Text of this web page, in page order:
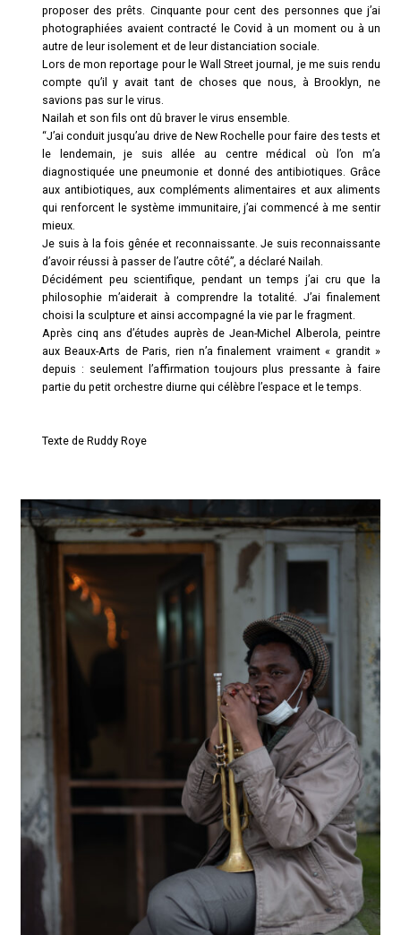
proposer des prêts. Cinquante pour cent des personnes que j’ai
photographiées avaient contracté le Covid à un moment ou à un
autre de leur isolement et de leur distanciation sociale.
Lors de mon reportage pour le Wall Street journal, je me suis rendu
compte qu’il y avait tant de choses que nous, à Brooklyn, ne
savions pas sur le virus.
Nailah et son fils ont dû braver le virus ensemble.
“J’ai conduit jusqu’au drive de New Rochelle pour faire des tests et
le lendemain, je suis allée au centre médical où l’on m’a
diagnostiquée une pneumonie et donné des antibiotiques. Grâce
aux antibiotiques, aux compléments alimentaires et aux aliments
qui renforcent le système immunitaire, j’ai commencé à me sentir
mieux.
Je suis à la fois gênée et reconnaissante. Je suis reconnaissante
d’avoir réussi à passer de l’autre côté”, a déclaré Nailah.
Décidément peu scientifique, pendant un temps j’ai cru que la
philosophie m’aiderait à comprendre la totalité. J’ai finalement
choisi la sculpture et ainsi accompagné la vie par le fragment.
Après cinq ans d’études auprès de Jean-Michel Alberola, peintre
aux Beaux-Arts de Paris, rien n’a finalement vraiment « grandit »
depuis : seulement l’affirmation toujours plus pressante à faire
partie du petit orchestre diurne qui célèbre l’espace et le temps.
Texte de Ruddy Roye